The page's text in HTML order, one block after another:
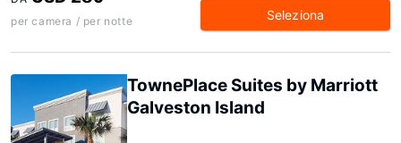
per camera / per notte Seleziona
TownePlace Suites by Marriott
Galveston Island